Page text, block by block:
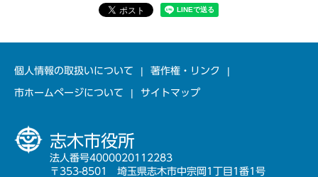
個人情報の取扱いについて 著作権・リンク
市ホームページについて サイトマップ
志木市役所
法人番号4000020112283
〒353-8501 埼玉県志木市中宗岡1丁目1番1号